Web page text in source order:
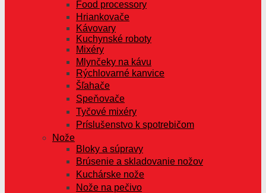
Food processory
Hriankovače
Kávovary
Kuchynské roboty
Mixéry
Mlynčeky na kávu
Rýchlovarné kanvice
Šľahače
Speňovače
Tyčové mixéry
Príslušenstvo k spotrebičom
Nože
Bloky a súpravy
Brúsenie a skladovanie nožov
Kuchárske nože
Nože na pečivo